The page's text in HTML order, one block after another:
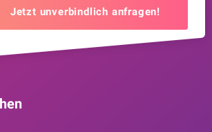
Jetzt unverbindlich anfragen!